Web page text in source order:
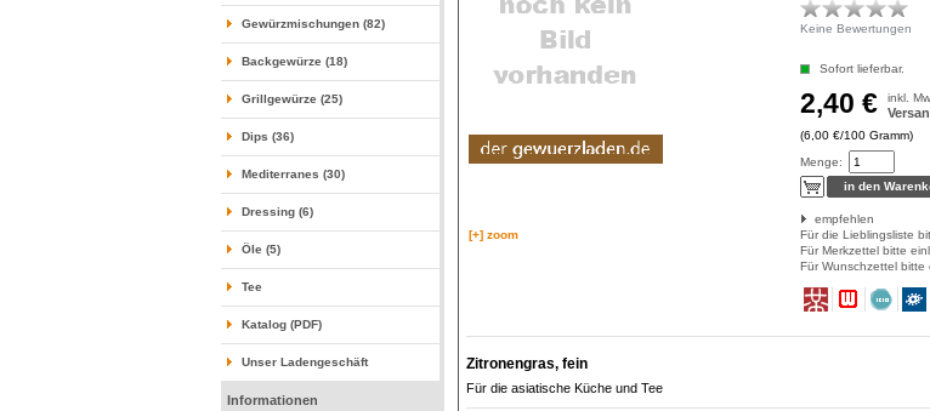
Gewürzmischungen (82)
Backgewürze (18)
Grillgewürze (25)
Dips (36)
Mediterranes (30)
Dressing (6)
Öle (5)
Tee
Katalog (PDF)
Unser Ladengeschäft
Informationen
[+] zoom
Keine Bewertungen
Sofort lieferbar.
2,40 € inkl.
(6,00 €/100 Gramm)
Menge:
empfehlen
Für die Lieblingsliste
Für Merkzettel bitte
Für Wunschzettel bitte
Zitronengras, fein
Für die asiatische Küche und Tee